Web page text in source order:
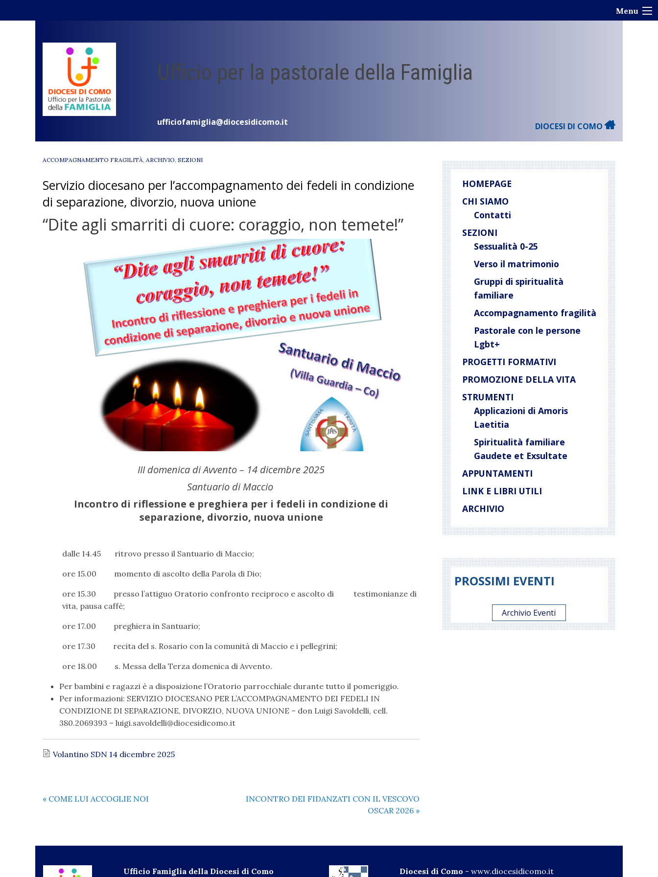
Menu
Ufficio per la pastorale della Famiglia
ufficiofamiglia@diocesidicomo.it DIOCESI DI COMO
ACCOMPAGNAMENTO FRAGILITÀ, ARCHIVIO, SEZIONI
Servizio diocesano per l’accompagnamento dei fedeli in condizione
di separazione, divorzio, nuova unione
“Dite agli smarriti di cuore: coraggio, non temete!”
III domenica di Avvento – 14 dicembre 2025
Santuario di Maccio
Incontro di riflessione e preghiera per i fedeli in condizione di
separazione, divorzio, nuova unione
dalle 14.45 ritrovo presso il Santuario di Maccio;
ore 15.00 momento di ascolto della Parola di Dio;
ore 15.30 presso l’attiguo Oratorio confronto reciproco e ascolto di testimonianze di
vita, pausa caffè;
ore 17.00 preghiera in Santuario;
ore 17.30 recita del s. Rosario con la comunità di Maccio e i pellegrini;
ore 18.00 s. Messa della Terza domenica di Avvento.
Per bambini e ragazzi è a disposizione l’Oratorio parrocchiale durante tutto il pomeriggio.
Per informazioni: SERVIZIO DIOCESANO PER L’ACCOMPAGNAMENTO DEI FEDELI IN
CONDIZIONE DI SEPARAZIONE, DIVORZIO, NUOVA UNIONE – don Luigi Savoldelli, cell.
380.2069393 – luigi.savoldelli@diocesidicomo.it
Volantino SDN 14 dicembre 2025
« COME LUI ACCOGLIE NOI
INCONTRO DEI FIDANZATI CON IL VESCOVO
OSCAR 2026 »
HOMEPAGE
CHI SIAMO
Contatti
SEZIONI
Sessualità 0-25
Verso il matrimonio
Gruppi di spiritualità
familiare
Accompagnamento fragilità
Pastorale con le persone
Lgbt+
PROGETTI FORMATIVI
PROMOZIONE DELLA VITA
STRUMENTI
Applicazioni di Amoris
Laetitia
Spiritualità familiare
Gaudete et Exsultate
APPUNTAMENTI
LINK E LIBRI UTILI
ARCHIVIO
PROSSIMI EVENTI
Archivio Eventi
Ufficio Famiglia della Diocesi di Como Diocesi di Como - www.diocesidicomo.it